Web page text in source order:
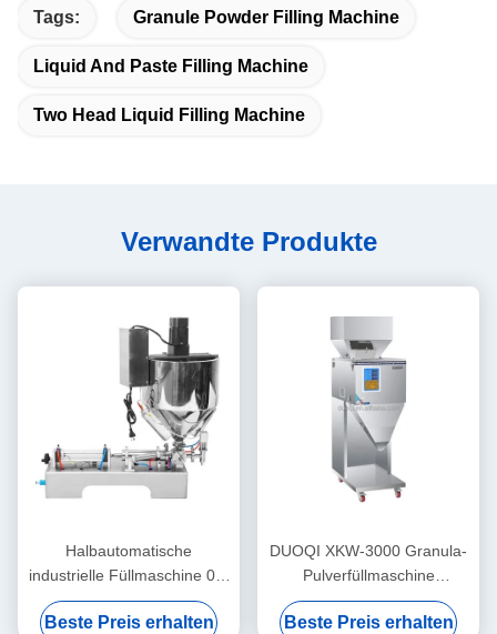
Tags: Granule Powder Filling Machine
Liquid And Paste Filling Machine
Two Head Liquid Filling Machine
Verwandte Produkte
Halbautomatische
industrielle Füllmaschine 0,4
Mpa Lippenstift Heizung
Rührung Füllmaschine
Beste Preis erhalten
DUOQI XKW-3000 Granula-
Pulverfüllmaschine
automatisch für
Kaffeebohnen
Beste Preis erhalten